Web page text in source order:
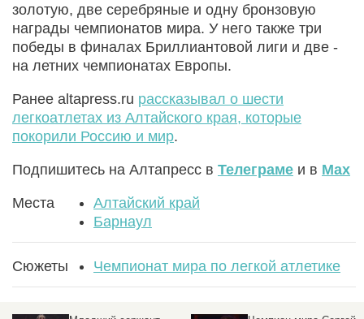
золотую, две серебряные и одну бронзовую
награды чемпионатов мира. У него также три
победы в финалах Бриллиантовой лиги и две -
на летних чемпионатах Европы.
Ранее altapress.ru рассказывал о шести
легкоатлетах из Алтайского края, которые
покорили Россию и мир.
Подпишитесь на Алтапресс в Телеграме и в Max
Места
Алтайский край
Барнаул
Сюжеты Чемпионат мира по легкой атлетике